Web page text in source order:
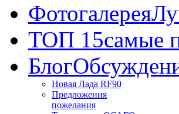
Фотогалерея
ТОП 15самые
Блог
Новая Лада RF90
Предложения
пожелания